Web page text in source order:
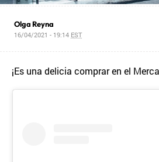
Olga Reyna
16/04/2021 - 19:14 EST
¡Es una delicia comprar en el